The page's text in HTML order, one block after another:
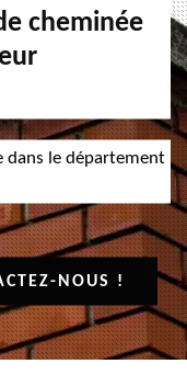
cheminée
dans le département
NOUS !